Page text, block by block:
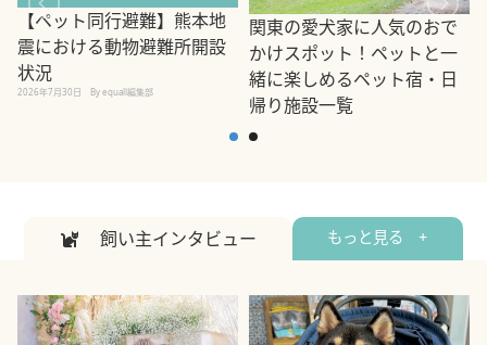
【ペット同行避難】熊本地
震における動物避難所開設
状況
2026年7月30日 By equall編集部
関東の愛犬家に人気のおで
かけスポット！ペットと一
緒に楽しめるペット宿・日
帰り施設一覧
飼い主インタビュー もっと見る +